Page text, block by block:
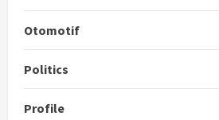
Otomotif
Politics
Profile